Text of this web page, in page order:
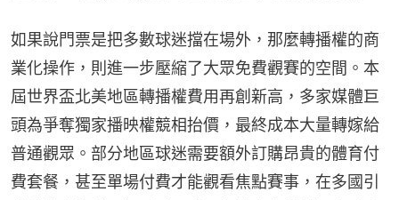
如果說門票是把多數球迷擋在場外，那麼轉播權的商
業化操作，則進一步壓縮了大眾免費觀賽的空間。本
屆世界盃北美地區轉播權費用再創新高，多家媒體巨
頭為爭奪獨家播映權競相抬價，最終成本大量轉嫁給
普通觀眾。部分地區球迷需要額外訂購昂貴的體育付
費套餐，甚至單場付費才能觀看焦點賽事，在多國引